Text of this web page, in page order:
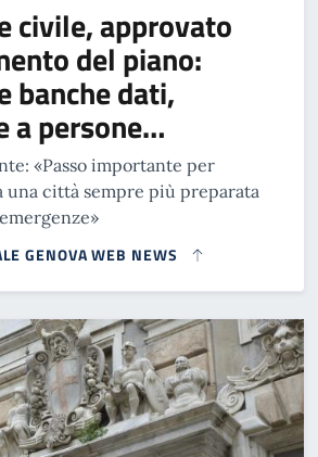
civile, approvato
del piano:
banche dati,
a persone…
«Passo importante per
una città sempre più preparata
GENOVA WEB NEWS